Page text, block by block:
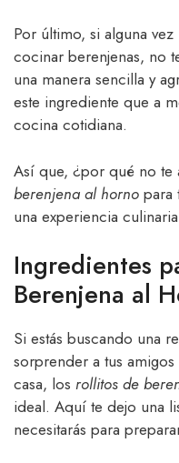
Por último, si alguna
cocinar berenjenas, no
una manera sencilla y
este ingrediente que a
cocina cotidiana.
Así que, ¿por qué no te
berenjena al horno para
una experiencia
Ingredientes
Berenjena al
Si estás buscando una
sorprender a tus
casa, los rollitos de
ideal. Aquí te dejo una
necesitarás para